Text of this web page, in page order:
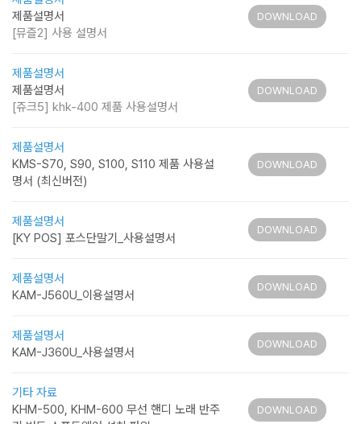
제품설명서
[뮤즐2] 사용 설명서
DOWNLOAD
제품설명서
제품설명서
[쥬크5] khk-400 제품 사용설명서
DOWNLOAD
제품설명서
KMS-S70, S90, S100, S110 제품 사용설
명서 (최신버전)
DOWNLOAD
제품설명서
[KY POS] 포스단말기_사용설명서
DOWNLOAD
제품설명서
KAM-J560U_이용설명서
DOWNLOAD
제품설명서
KAM-J360U_사용설명서
DOWNLOAD
기타 자료
KHM-500, KHM-600 무선 핸디 노래 반주
DOWNLOAD